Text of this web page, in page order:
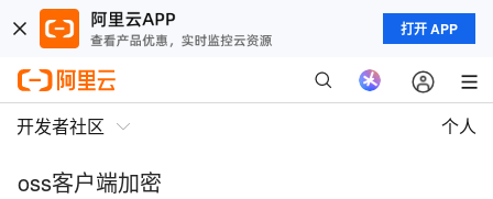
打开 APP
开发者社区 个人
oss客户端加密